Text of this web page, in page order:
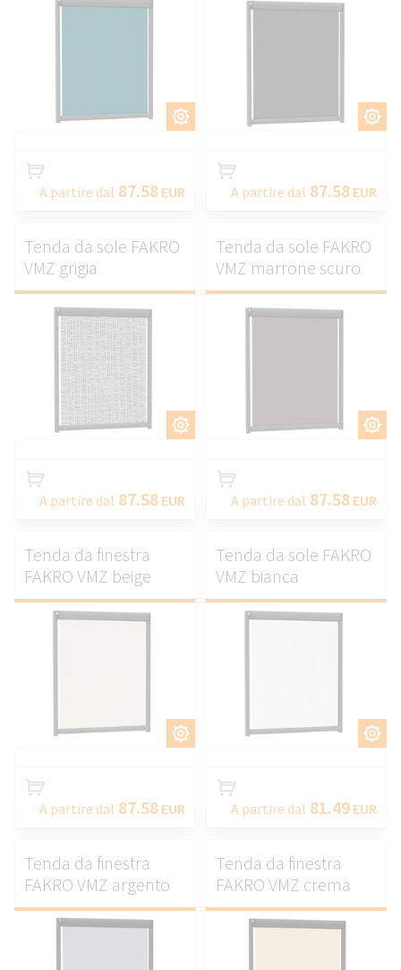
PERSONALIZZARE.
A partire dal 87.58 EUR
PERSONALIZZARE.
A partire dal 87.58 EUR
PERSONALIZZARE.
Tenda da sole FAKRO
VMZ grigia
A partire dal 87.58 EUR
PERSONALIZZARE.
Tenda da sole FAKRO
VMZ marrone scuro
A partire dal 87.58 EUR
PERSONALIZZARE.
Tenda da finestra
FAKRO VMZ beige
A partire dal 87.58 EUR
PERSONALIZZARE.
Tenda da sole FAKRO
VMZ bianca
A partire dal 81.49 EUR
Tenda da finestra
FAKRO VMZ argento
Tenda da finestra
FAKRO VMZ crema